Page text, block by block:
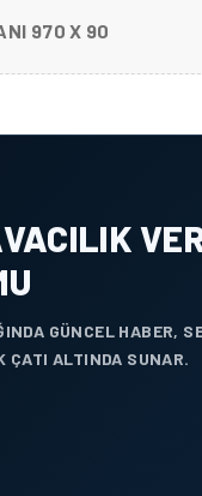
970 X 90
GÜNCEL HABER,
ÇATI ALTINDA SUNAR.